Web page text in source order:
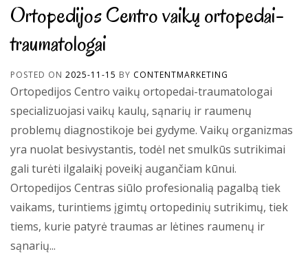
Ortopedijos Centro vaikų ortopedai-
traumatologai
POSTED ON 2025-11-15 BY CONTENTMARKETING
Ortopedijos Centro vaikų ortopedai-traumatologai
specializuojasi vaikų kaulų, sąnarių ir raumenų
problemų diagnostikoje bei gydyme. Vaikų organizmas
yra nuolat besivystantis, todėl net smulkūs sutrikimai
gali turėti ilgalaikį poveikį augančiam kūnui.
Ortopedijos Centras siūlo profesionalią pagalbą tiek
vaikams, turintiems įgimtų ortopedinių sutrikimų, tiek
tiems, kurie patyrė traumas ar lėtines raumenų ir
sąnarių...